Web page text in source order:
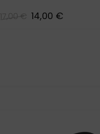
17,00 € 14,00 €